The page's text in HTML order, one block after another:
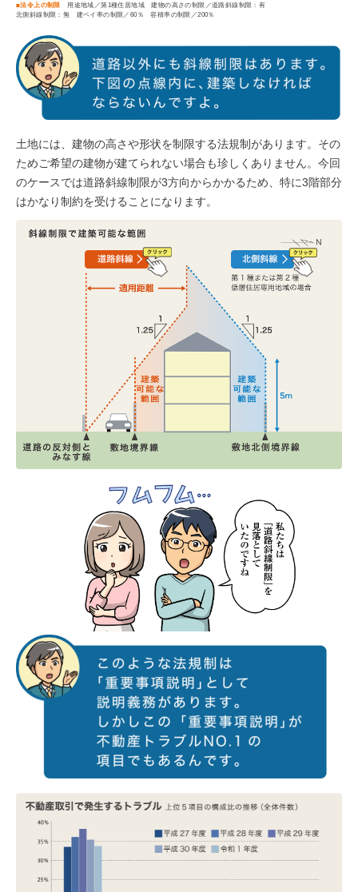
■法令上の制限 用途地域／第1種住居地域 建物の高さの制限／道路斜線制限：有
北側斜線制限：無 建ペイ率の制限／60％ 容積率の制限／200％
土地には、建物の高さや形状を制限する法規制があります。その
ためご希望の建物が建てられない場合も珍しくありません。今回
のケースでは道路斜線制限が3方向からかかるため、特に3階部分
はかなり制約を受けることになります。